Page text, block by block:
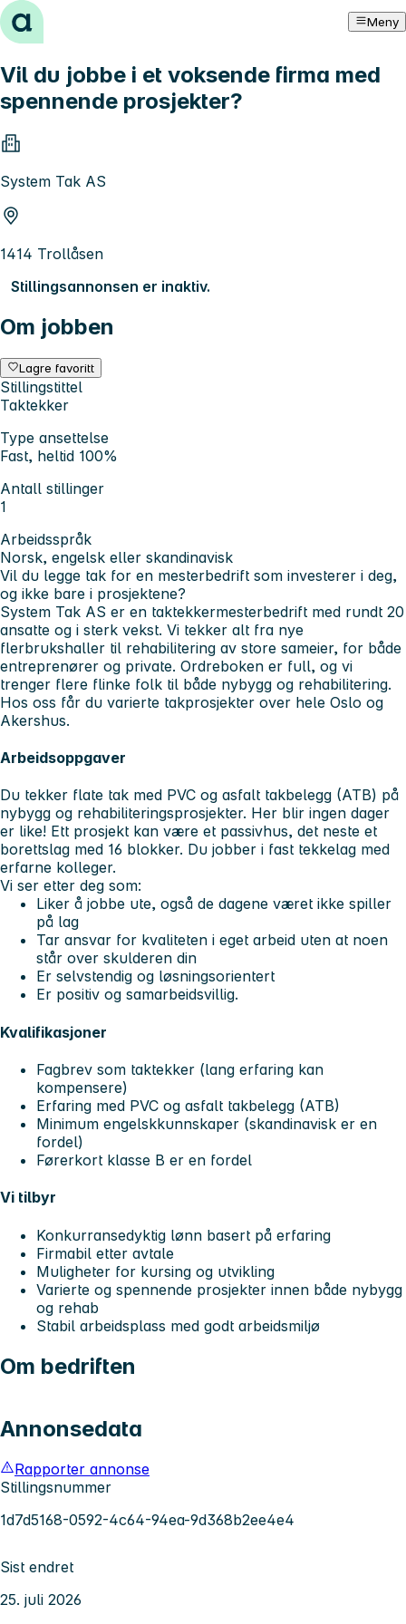
Hopp til innhold Meny
Vil du jobbe i et voksende firma med
spennende prosjekter?
System Tak AS
1414 Trollåsen
Stillingsannonsen er inaktiv.
Om jobben
Lagre favoritt
Stillingstittel
Taktekker
Type ansettelse
Fast, heltid 100%
Antall stillinger
1
Arbeidsspråk
Norsk, engelsk eller skandinavisk
Vil du legge tak for en mesterbedrift som investerer i deg,
og ikke bare i prosjektene?
System Tak AS er en taktekkermesterbedrift med rundt 20
ansatte og i sterk vekst. Vi tekker alt fra nye
flerbrukshaller til rehabilitering av store sameier, for både
entreprenører og private. Ordreboken er full, og vi
trenger flere flinke folk til både nybygg og rehabilitering.
Hos oss får du varierte takprosjekter over hele Oslo og
Akershus.
Arbeidsoppgaver
Du tekker flate tak med PVC og asfalt takbelegg (ATB) på
nybygg og rehabiliteringsprosjekter. Her blir ingen dager
er like! Ett prosjekt kan være et passivhus, det neste et
borettslag med 16 blokker. Du jobber i fast tekkelag med
erfarne kolleger.
Vi ser etter deg som:
Liker å jobbe ute, også de dagene været ikke spiller
på lag
Tar ansvar for kvaliteten i eget arbeid uten at noen
står over skulderen din
Er selvstendig og løsningsorientert
Er positiv og samarbeidsvillig.
Kvalifikasjoner
Fagbrev som taktekker (lang erfaring kan
kompensere)
Erfaring med PVC og asfalt takbelegg (ATB)
Minimum engelskkunnskaper (skandinavisk er en
fordel)
Førerkort klasse B er en fordel
Vi tilbyr
Konkurransedyktig lønn basert på erfaring
Firmabil etter avtale
Muligheter for kursing og utvikling
Varierte og spennende prosjekter innen både nybygg
og rehab
Stabil arbeidsplass med godt arbeidsmiljø
Om bedriften
Annonsedata
Rapporter annonse
Stillingsnummer
1d7d5168-0592-4c64-94ea-9d368b2ee4e4
Sist endret
25. juli 2026